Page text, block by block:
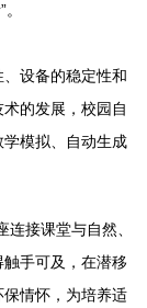
设备的稳定性和
的发展，校园自
模拟、自动生成
接课堂与自然、
手可及，在潜移
情怀，为培养适